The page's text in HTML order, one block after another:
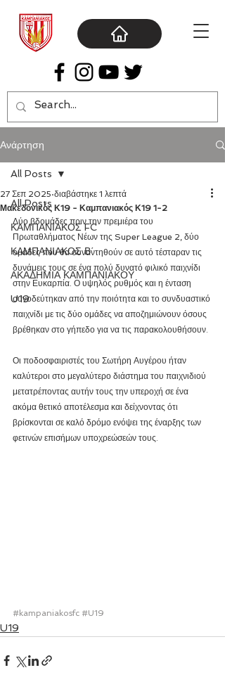
Ανάρτηση
All Posts
ΚΑΜΠΑΝΙΑΚΟΣ FC
ΚΑΜΠΑΝΙΑΚΟΣ Β΄
ΑΚΑΔΗΜΙΑ ΚΑΜΠΑΝΙΑΚΟΥ
U19
All Posts
Μακεδονικός Κ19 - Καμπανιακός Κ19 1-2
27 Σεπ 2025 διαβάστηκε 1 λεπτά
Δύο βδομάδες πριν την πρεμιέρα του
Πρωταθλήματος Νέων της Super League 2, δύο
ομάδες που θα συναντηθούν σε αυτό τέσταραν τις
δυνάμεις τους σε ένα πολύ δυνατό φιλικό παιχνίδι
στην Ευκαρπία. Ο υψηλός ρυθμός και η ένταση
συνοδεύτηκαν από την ποιότητα και το συνδυαστικό
παιχνίδι με τις δύο ομάδες να αποζημιώνουν όσους
βρέθηκαν στο γήπεδο για να τις παρακολουθήσουν.
Οι ποδοσφαιριστές του Σωτήρη Αυγέρου ήταν
καλύτεροι στο μεγαλύτερο διάστημα του παιχνιδιού
μετατρέποντας αυτήν τους την υπεροχή σε ένα
ακόμα θετικό αποτέλεσμα και δείχνοντας ότι
βρίσκονται σε καλό δρόμο ενόψει της έναρξης των
φετινών επισήμων υποχρεώσεών τους.
#kampaniakosfc #U19
U19